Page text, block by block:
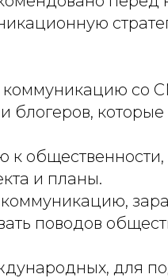
коммуникацию со
блогеров,
к общественности,
и планы.
поводов
для